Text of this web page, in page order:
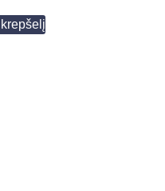
Į krepšelį